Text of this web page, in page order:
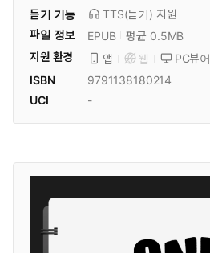
듣기 기능
TTS(듣기) 지원
파일 정보
EPUB
평균 0.5MB
지원 환경
앱 웹 PC뷰어
ISBN
9791138180214
UCI
-